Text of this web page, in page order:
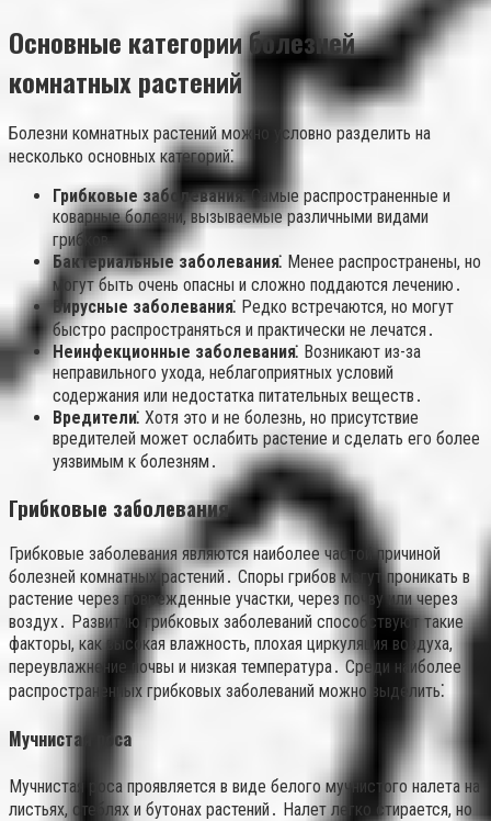
Основные категории болезней
комнатных растений
Болезни комнатных растений можно условно разделить на
несколько основных категорий⁚
Грибковые заболевания⁚Самые распространенные и
коварные болезни, вызываемые различными видами
грибков․
Бактериальные заболевания⁚ Менее распространены, но
могут быть очень опасны и сложно поддаются лечению․
Вирусные заболевания⁚ Редко встречаются, но могут
быстро распространяться и практически не лечатся․
Неинфекционные заболевания⁚ Возникают из-за
неправильного ухода, неблагоприятных условий
содержания или недостатка питательных веществ․
Вредители⁚ Хотя это и не болезнь, но присутствие
вредителей может ослабить растение и сделать его более
уязвимым к болезням․
Грибковые заболевания
Грибковые заболевания являются наиболее частой причиной
болезней комнатных растений․ Споры грибов могут проникать в
растение через поврежденные участки, через почву или через
воздух․ Развитию грибковых заболеваний способствуют такие
факторы, как высокая влажность, плохая циркуляция воздуха,
переувлажнение почвы и низкая температура․ Среди наиболее
распространенных грибковых заболеваний можно выделить⁚
Мучнистая роса
Мучнистая роса проявляется в виде белого мучнистого налета на
листьях, стеблях и бутонах растений․ Налет легко стирается, но